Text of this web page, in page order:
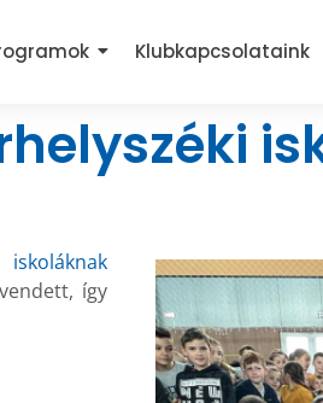
Klubkapcsolataink
iskoláknak
így